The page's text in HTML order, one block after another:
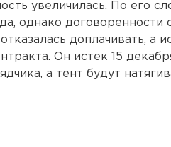
увеличилась. По его
однако договоренности
доплачивать, а
Он истек 15
а тент будут